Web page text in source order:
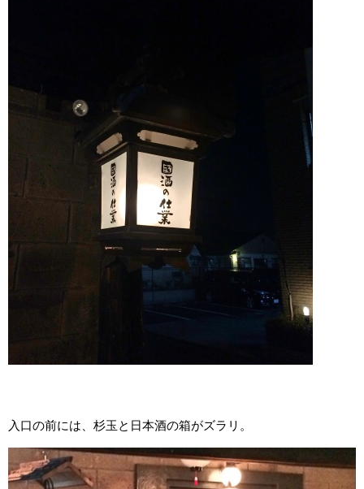
入口の前には、杉玉と日本酒の箱がズラリ。